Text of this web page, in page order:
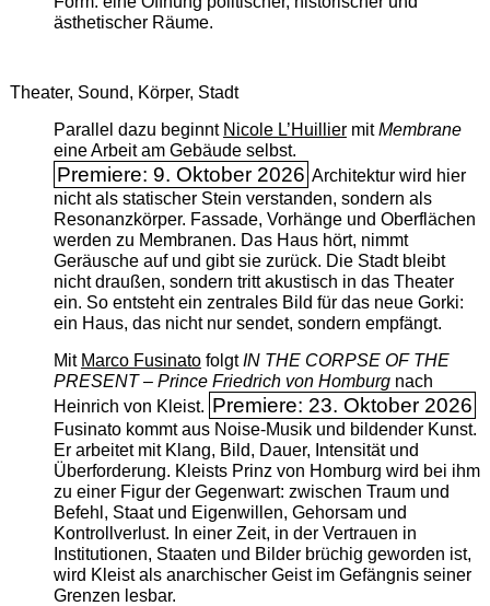
ästhetischer Räume.
Theater, Sound, Körper, Stadt
Parallel dazu beginnt Nicole L’Huilliermit ­Membrane
eine Arbeit am Gebäude selbst.
Premiere: 9. Oktober 2026 Architektur wird hier
nicht als statischer Stein verstanden, sondern als
Resonanzkörper. Fassade, Vorhänge und Oberflächen
werden zu Membranen. Das Haus hört, nimmt
Geräusche auf und gibt sie zurück. Die Stadt bleibt
nicht draußen, sondern tritt akustisch in das Theater
ein. So entsteht ein zentrales Bild für das neue Gorki:
ein Haus, das nicht nur sendet, sondern empfängt.
Mit Marco FusinatofolgtIN THE CORPSE OF THE
PRESENT – Prince Friedrich von Homburgnach
Heinrich von Kleist. Premiere: 23. Oktober 2026
Fusinato kommt aus Noise-Musik und bildender Kunst.
Er arbeitet mit Klang, Bild, Dauer, Intensität und
Überforderung. Kleists Prinz von Homburg wird bei ihm
zu einer Figur der Gegenwart: zwischen Traum und
Befehl, Staat und Eigenwillen, Gehorsam und
Kontrollverlust. In einer Zeit, in der Vertrauen in
Institutionen, Staaten und Bilder brüchig geworden ist,
wird Kleist als anarchischer Geist im Gefängnis seiner
Grenzen lesbar.